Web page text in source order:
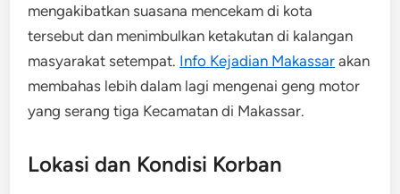
mengakibatkan suasana mencekam di kota
tersebut dan menimbulkan ketakutan di kalangan
masyarakat setempat. Info Kejadian Makassar akan
membahas lebih dalam lagi mengenai geng motor
yang serang tiga Kecamatan di Makassar.
Lokasi dan Kondisi Korban